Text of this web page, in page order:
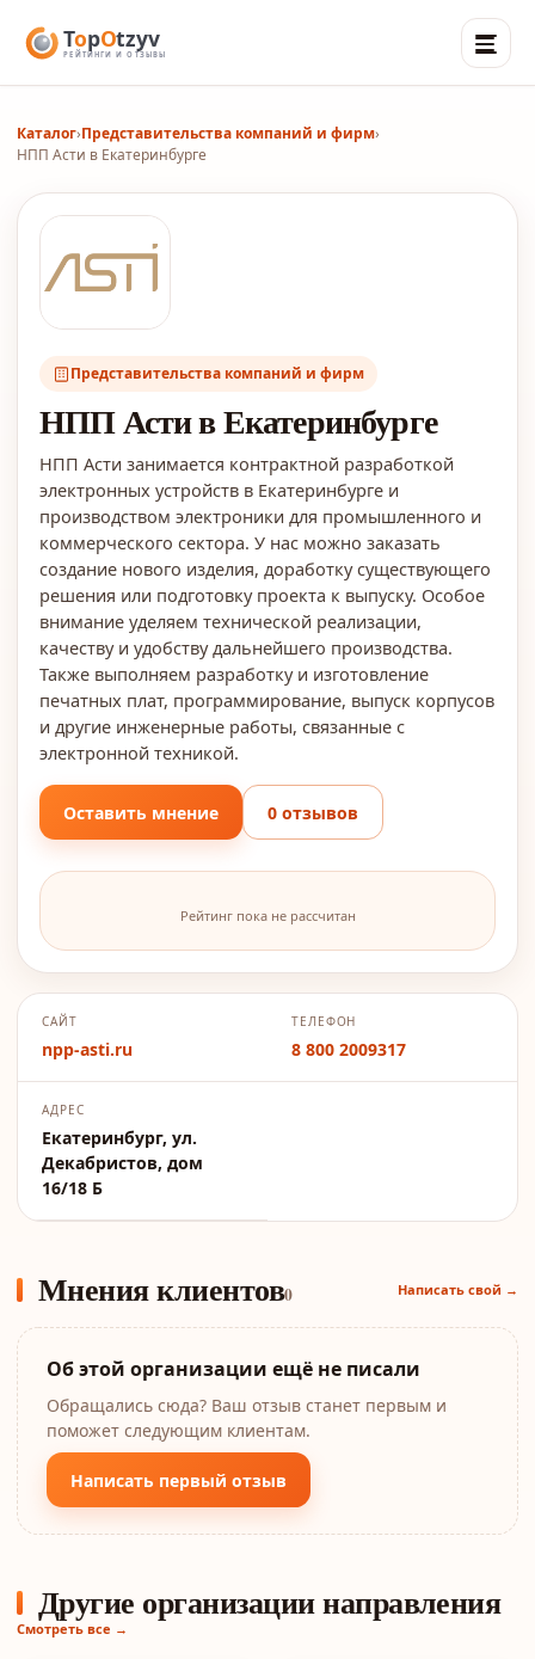
Каталог›Представительства компаний и фирм›
НПП Асти в Екатеринбурге
Представительства компаний и фирм
НПП Асти в Екатеринбурге
НПП Асти занимается контрактной разработкой
электронных устройств в Екатеринбурге и
производством электроники для промышленного и
коммерческого сектора. У нас можно заказать
создание нового изделия, доработку существующего
решения или подготовку проекта к выпуску. Особое
внимание уделяем технической реализации,
качеству и удобству дальнейшего производства.
Также выполняем разработку и изготовление
печатных плат, программирование, выпуск корпусов
и другие инженерные работы, связанные с
электронной техникой.
Оставить мнение 0 отзывов
Рейтинг пока не рассчитан
САЙТ
npp-asti.ru
ТЕЛЕФОН
8 800 2009317
АДРЕС
Екатеринбург, ул.
Декабристов, дом
16/18 Б
Мнения клиентов0 Написать свой →
Об этой организации ещё не писали
Обращались сюда? Ваш отзыв станет первым и
поможет следующим клиентам.
Написать первый отзыв
Другие организации направления
Смотреть все →